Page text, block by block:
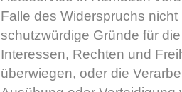
Falle des Widerspruchs
schutzwürdige Gründe für
Interessen, Rechten und
überwiegen, oder die